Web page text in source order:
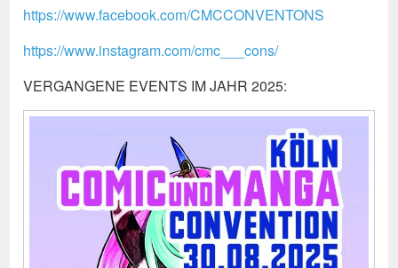
https://www.facebook.com/CMCCONVENTONS
https://www.instagram.com/cmc___cons/
VERGANGENE EVENTS IM JAHR 2025: